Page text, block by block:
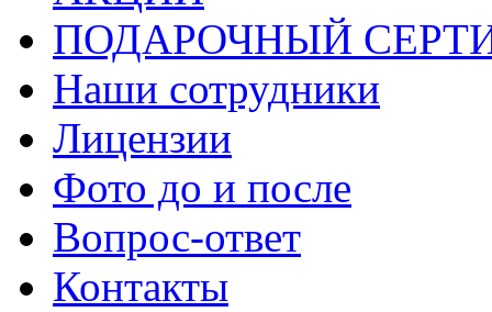
ПОДАРОЧНЫЙ
Наши сотрудники
Лицензии
Фото до и после
Вопрос-ответ
Контакты